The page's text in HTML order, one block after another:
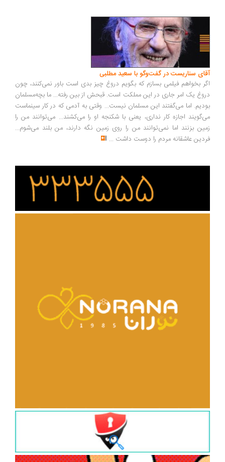
آقای سناریست در گفت‌وگو با سعید مطلبی
اگر بخواهم فیلمی بسازم که بگویم دروغ چیز بدی است باور نمی‌کنند، چون
دروغ یک امر جاری در این مملکت است. قبحش از بین رفته... ما بچه‌مسلمان
بودیم. اما می‌گفتند این مسلمان نیست... وقتی به آدمی که در کار سینماست
می‌گویند اجازه کار نداری، یعنی با شکنجه او را می‌کشند... می‌توانند من را
زمین بزنند اما نمی‌توانند من را روی زمین نگه دارند، من بلند می‌شوم...
فردین عاشقانه مردم را دوست داشت ...